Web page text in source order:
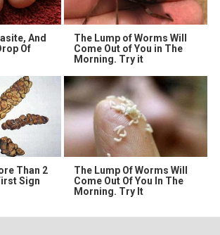
And
Of
The Lump of Worms Will
Come Out of You in The
Morning. Try it
Than 2
Sign
The Lump Of Worms Will
Come Out Of You In The
Morning. Try It